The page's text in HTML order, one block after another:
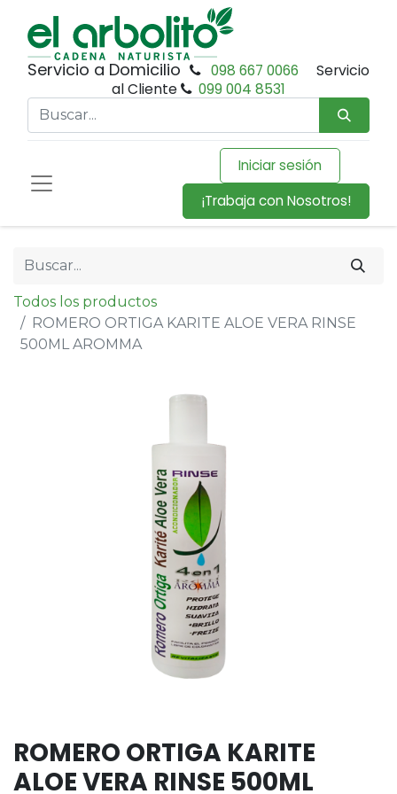
Servicio a Domicilio 098 667 0066
Servicio
al Cliente
099 004 8531
Iniciar sesión
¡Trabaja con Nosotros!
Todos los productos
ROMERO ORTIGA KARITE ALOE VERA RINSE
500ML AROMMA
ROMERO ORTIGA KARITE
ALOE VERA RINSE 500ML